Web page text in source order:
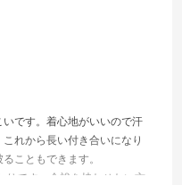
です。着心地がいいので汗
れから長い付き合いになり
こともできます。
です。余裕を持たせたい方